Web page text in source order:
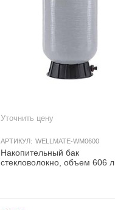
Уточнить цену
АРТИКУЛ: WELLMATE-WM0600
Накопительный бак
стекловолокно, объем 606 л,